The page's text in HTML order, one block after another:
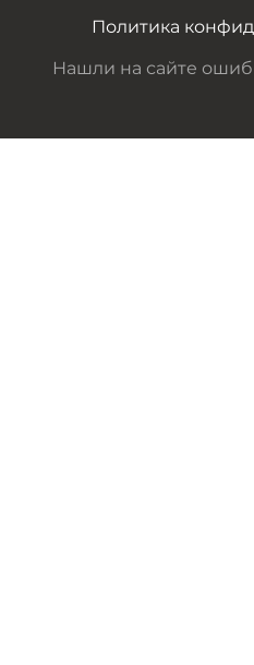
Политика
Нашли на сайте